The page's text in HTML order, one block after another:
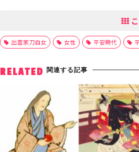
出雲家刀自女 女性 平安時代
RELATED 関連する記事